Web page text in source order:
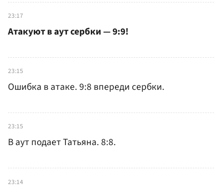
23:17
Атакуют в аут сербки — 9:9!
23:15
Ошибка в атаке. 9:8 впереди сербки.
23:15
В аут подает Татьяна. 8:8.
23:14